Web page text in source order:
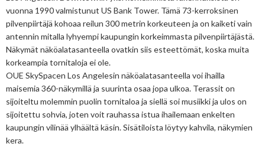
vuonna 1990 valmistunut US Bank Tower. Tämä 73-kerroksinen
pilvenpiirtäjä kohoaa reilun 300 metrin korkeuteen ja on kaiketi vain
antennin mitalla lyhyempi kaupungin korkeimmasta pilvenpiirtäjästä.
Näkymät näköalatasanteella ovatkin siis esteettömät, koska muita
korkeampia tornitaloja ei ole.
OUE SkySpacen Los Angelesin näköalatasanteella voi ihailla
maisemia 360-näkymillä ja suurinta osaa jopa ulkoa. Terassit on
sijoiteltu molemmin puolin tornitaloa ja siellä soi musiikki ja ulos on
sijoitettu sohvia, joten voit rauhassa istua ihailemaan enkelten
kaupungin vilinää ylhäältä käsin. Sisätiloista löytyy kahvila, näkymien
kera.